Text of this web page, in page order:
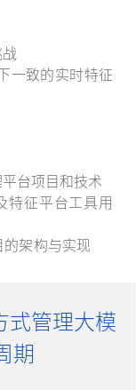
一致的实时特征
台项目和技术
特征平台工具用
的架构与实现
式管理大模
期